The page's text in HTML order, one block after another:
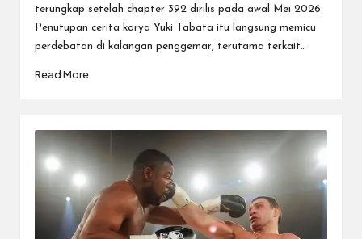
terungkap setelah chapter 392 dirilis pada awal Mei 2026.
Penutupan cerita karya Yuki Tabata itu langsung memicu
perdebatan di kalangan penggemar, terutama terkait…
Read More